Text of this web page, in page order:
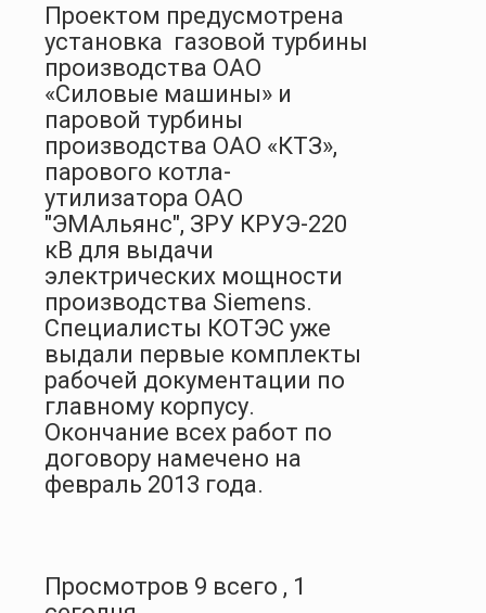
Проектом предусмотрена
установка газовой турбины
производства ОАО
«Силовые машины» и
паровой турбины
производства ОАО «КТЗ»,
парового котла-
утилизатора ОАО
"ЭМАльянс", ЗРУ КРУЭ-220
кВ для выдачи
электрических мощности
производства Siemens.
Специалисты КОТЭС уже
выдали первые комплекты
рабочей документации по
главному корпусу.
Окончание всех работ по
договору намечено на
февраль 2013 года.
Просмотров 9 всего , 1